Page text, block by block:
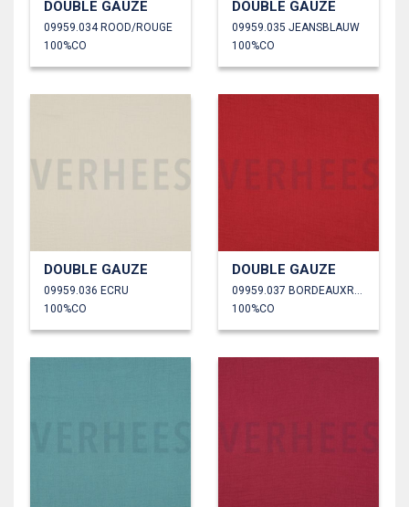
DOUBLE GAUZE
09959.034 ROOD/ROUGE
100%CO
DOUBLE GAUZE
09959.035 JEANSBLAUW
100%CO
DOUBLE GAUZE
09959.036 ECRU
100%CO
DOUBLE GAUZE
09959.037 BORDEAUXROOD
100%CO